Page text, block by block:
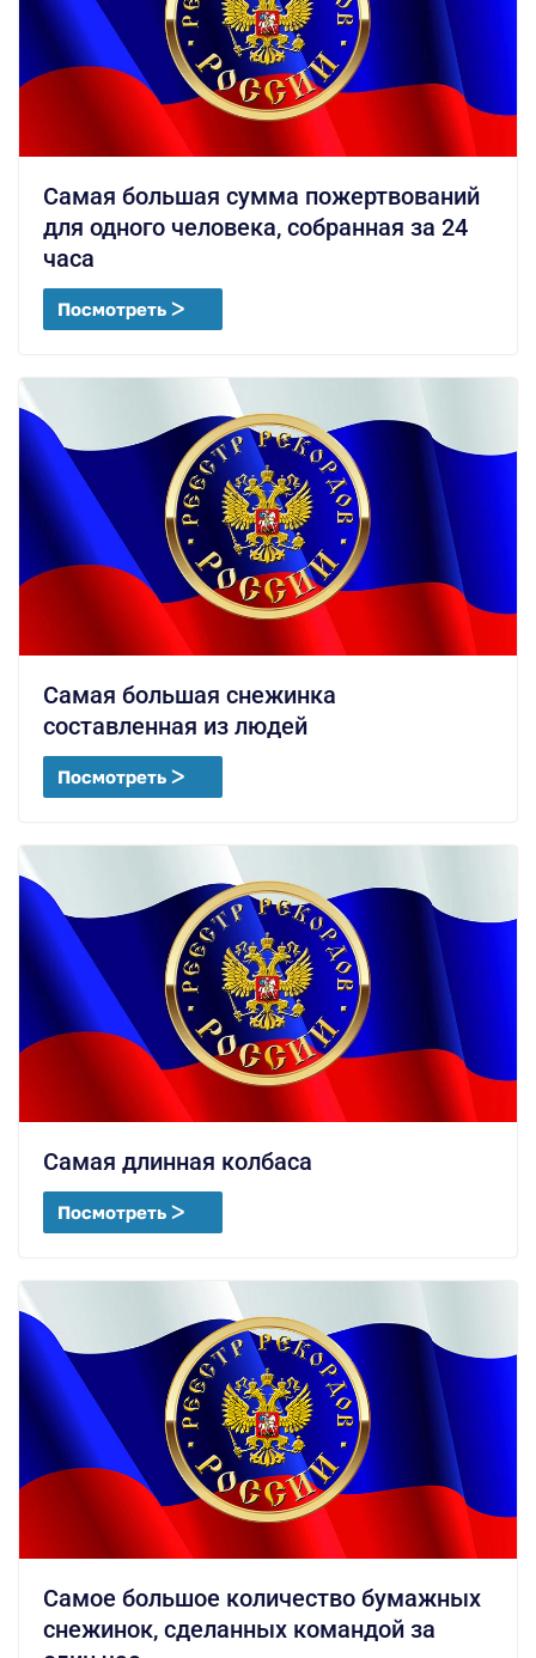
Самая большая сумма пожертвований
для одного человека, собранная за 24
часа
Посмотреть ᐳ
Самая большая снежинка
составленная из людей
Посмотреть ᐳ
Самая длинная колбаса
Посмотреть ᐳ
Самое большое количество бумажных
снежинок, сделанных командой за